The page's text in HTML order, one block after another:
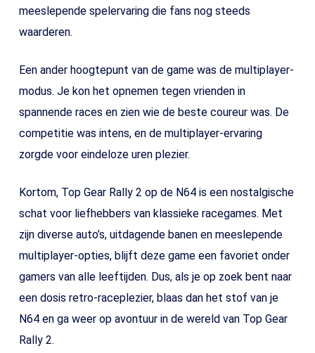
meeslepende spelervaring die fans nog steeds
waarderen.
Een ander hoogtepunt van de game was de multiplayer-
modus. Je kon het opnemen tegen vrienden in
spannende races en zien wie de beste coureur was. De
competitie was intens, en de multiplayer-ervaring
zorgde voor eindeloze uren plezier.
Kortom, Top Gear Rally 2 op de N64 is een nostalgische
schat voor liefhebbers van klassieke racegames. Met
zijn diverse auto’s, uitdagende banen en meeslepende
multiplayer-opties, blijft deze game een favoriet onder
gamers van alle leeftijden. Dus, als je op zoek bent naar
een dosis retro-raceplezier, blaas dan het stof van je
N64 en ga weer op avontuur in de wereld van Top Gear
Rally 2.